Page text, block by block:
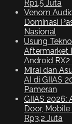
Rp1,5 Juta
Venom
Dominasi
Nasional
Usung
Aftermarket
Android RX2
Mirai dan
AI di GIIAS
Pameran
GIIAS 2026:
Door,
Rp3,2 Juta